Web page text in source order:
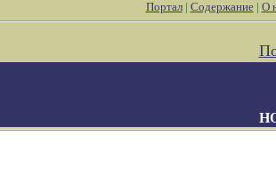
Портал| Содержание| О